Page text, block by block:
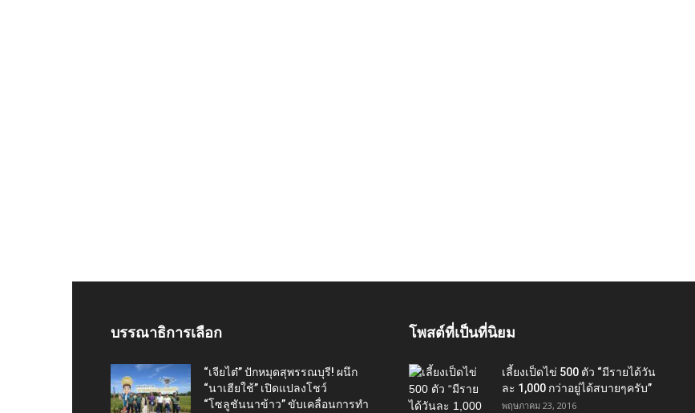
บรรณาธิการเลือก
“เจียไต๋” ปักหมุดสุพรรณบุรี! ผนึก
“นาเฮียใช้” เปิดแปลงโชว์
“โซลูชันนาข้าว” ขับเคลื่อนการทำ
โพสต์ที่เป็นที่นิยม
เลี้ยงเป็ดไข่ 500 ตัว “มีรายได้วัน
ละ 1,000 กว่าอยู่ได้สบายๆครับ”
พฤษภาคม 23, 2016